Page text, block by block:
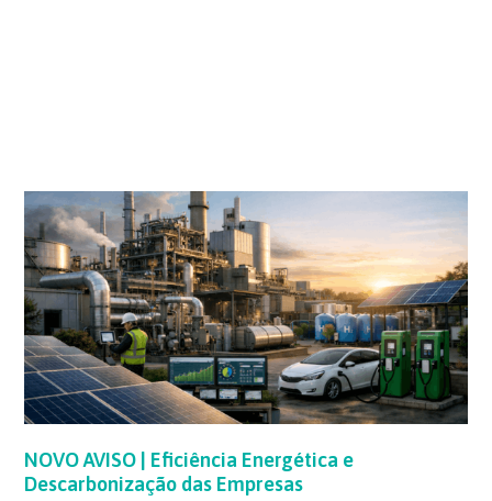
NOVO AVISO | Eficiência Energética e
Descarbonização das Empresas
AVISO
|
Eficiência
Energética
e
Descarbonização
das
Empresas